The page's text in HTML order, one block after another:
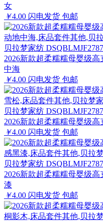
女
￥4.00 闪电发货 包邮
贝拉梦家纺
2026新款超柔糯糯母婴级
中海
￥4.00 闪电发货 包邮
贝拉梦家纺
2026新款超柔糯糯母婴级
￥4.00 闪电发货 包邮
贝拉梦家纺
2026新款超柔糯糯母婴级
漆
￥4.00 闪电发货 包邮